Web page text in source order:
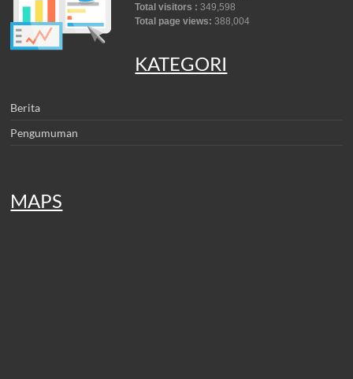
Total visitors :349,598
Total page views:388,004
KATEGORI
Berita
Pengumuman
MAPS